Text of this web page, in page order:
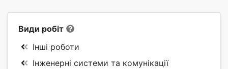
Види робіт
Інші роботи
Інженерні системи та комунікації